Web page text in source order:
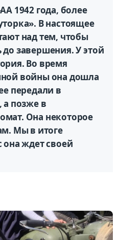
1942 года, более
В настоящее
над тем, чтобы
завершения. У этой
Во время
войны она дошла
передали в
а позже в
Она некоторое
Мы в итоге
ждет своей